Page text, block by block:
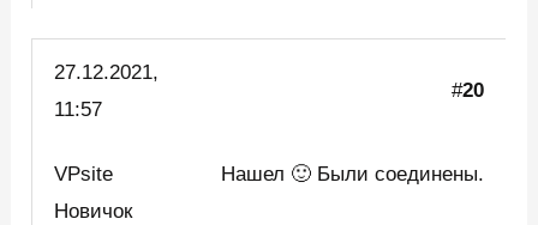
27.12.2021,
11:57
#20
VPsite
Новичок
Нашел 🙂 Были соединены.